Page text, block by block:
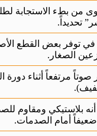
من بطء الاستجابة
تحديداً.
في توفر بعض القطع
الصغار.
صوتاً مرتفعاً أثناء دورة
بلاستيكي ومقاوم
ضعيفاً أمام الصدمات.